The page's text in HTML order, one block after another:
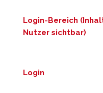
Login-Bereich
Nutzer sichtbar)
Login